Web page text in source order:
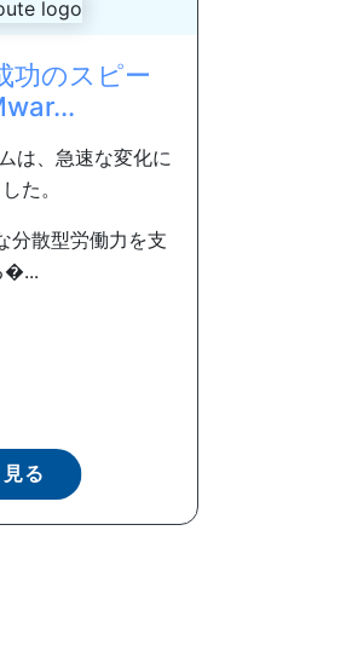
功のスピー
は、急速な変化に
た。
分散型労働力を支
�...
る